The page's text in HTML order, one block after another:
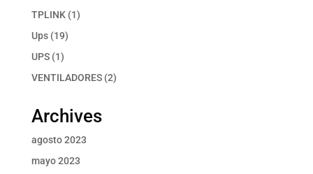
TPLINK 11
Ups 1919
UPS 11
producto
VENTILADORES 22
Archives
agosto 2023
mayo 2023